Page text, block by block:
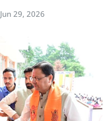
Jun 29, 2026